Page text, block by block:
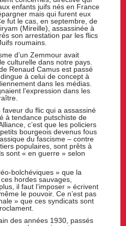
enfants juifs nés en France
mais qui furent eux
fut le cas, en septembre, de
(Mireille), assassinée à
son arrestation par les flics
roumains.
d’un Zemmour avait
culturelle dans notre pays.
Renaud Camus est passé
à celui de concept à
dans les médias.
l’expression dans les
du flic qui a assassiné
à tendance putschiste de
c’est que les policiers
bourgeois devenus fous
du fascisme – contre
populaires, sont prêts à
sont « en guerre » selon
bolchéviques » que la
hordes sauvages,
il faut l’imposer » écrivent
le pouvoir. Ce n’est pas
» que ces syndicats sont
des années 1930, passés